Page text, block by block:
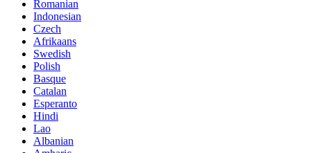
Romanian
Indonesian
Czech
Afrikaans
Swedish
Polish
Basque
Catalan
Esperanto
Hindi
Lao
Albanian